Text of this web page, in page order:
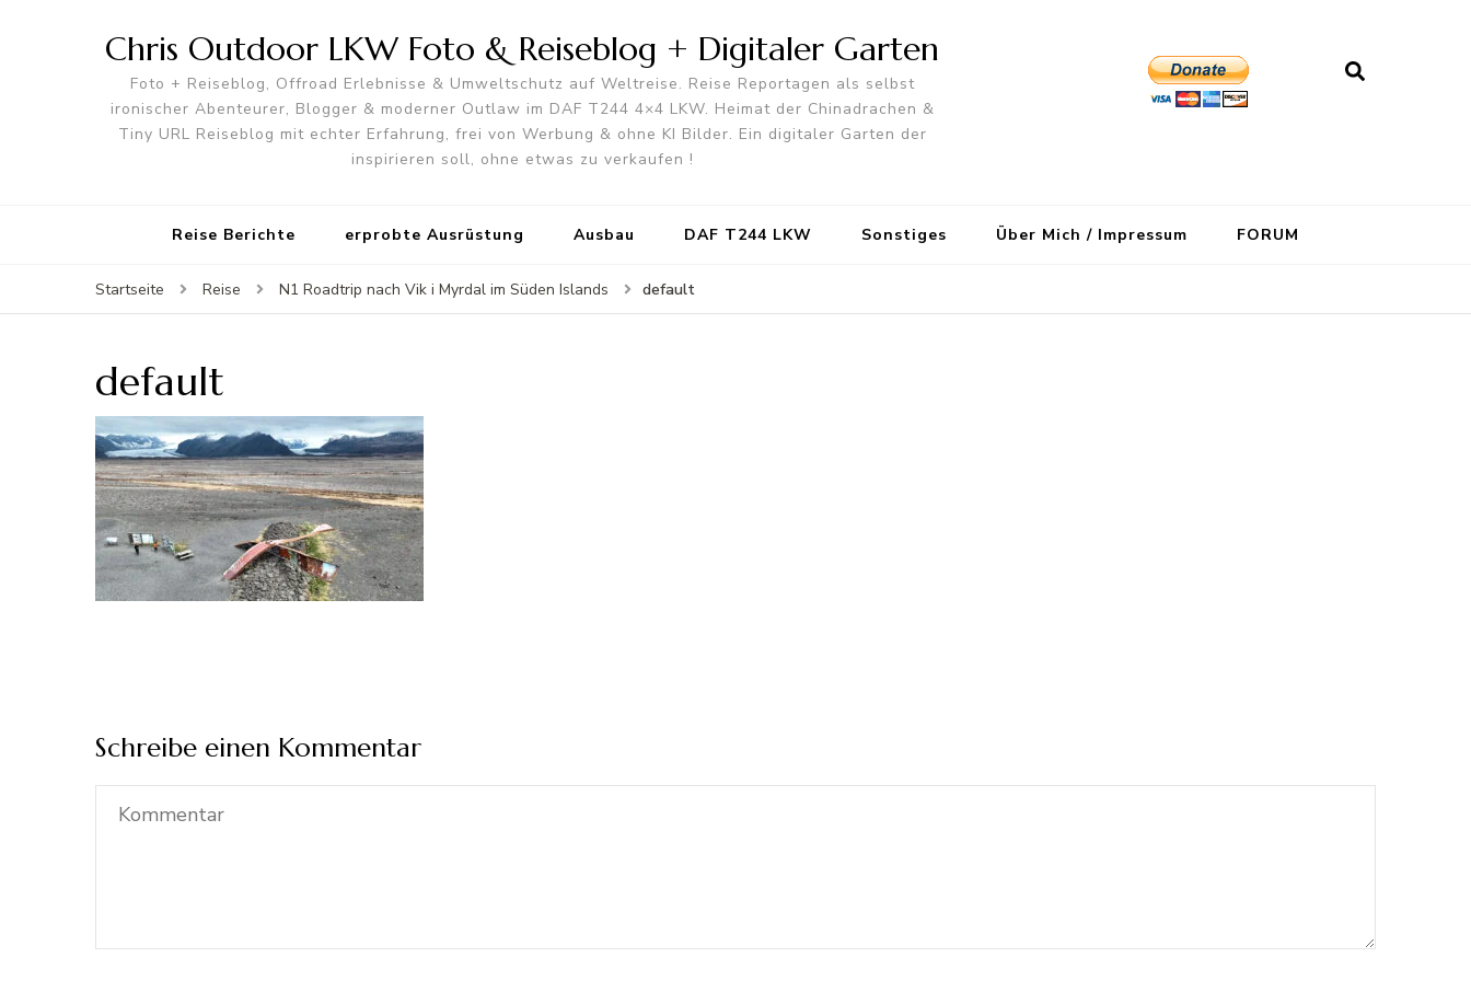
Chris Outdoor LKW Foto & Reiseblog + Digitaler Garten
Foto + Reiseblog, Offroad Erlebnisse & Umweltschutz auf Weltreise. Reise Reportagen als selbst
ironischer Abenteurer, Blogger & moderner Outlaw im DAF T244 4×4 LKW. Heimat der Chinadrachen &
Tiny URL Reiseblog mit echter Erfahrung, frei von Werbung & ohne KI Bilder. Ein digitaler Garten der
inspirieren soll, ohne etwas zu verkaufen !
Reise Berichte erprobte Ausrüstung Ausbau DAF T244 LKW Sonstiges Über Mich / Impressum FORUM
Startseite Reise N1 Roadtrip nach Vik i Myrdal im Süden Islands default
default
Schreibe einen Kommentar